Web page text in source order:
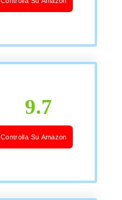
9.7
Controlla Su Amazon